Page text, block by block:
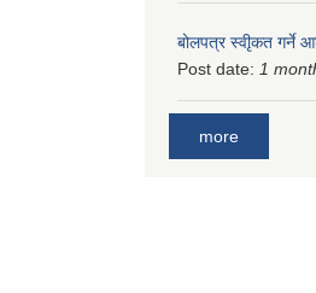
बोलपत्र स्वीृकत गर्ने
Post date: 1
more